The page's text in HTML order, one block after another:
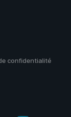
confidentialité